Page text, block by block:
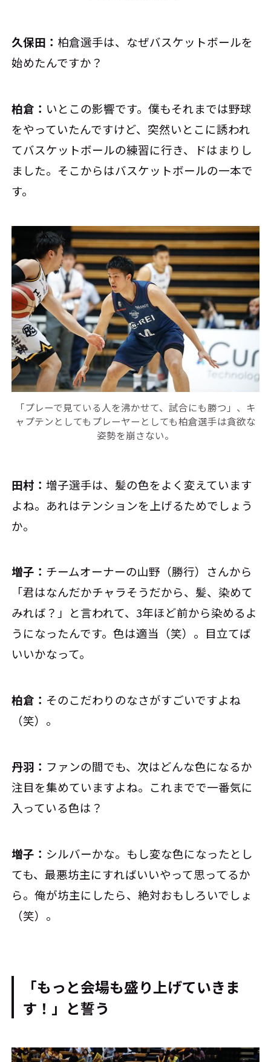
久保田： 柏倉選手は、なぜバスケットボールを
始めたんですか？
柏倉： いとこの影響です。僕もそれまでは野球
をやっていたんですけど、突然いとこに誘われ
てバスケットボールの練習に行き、ドはまりし
ました。そこからはバスケットボールの一本で
す。
「プレーで見ている人を沸かせて、試合にも勝つ」、キ
ャプテンとしてもプレーヤーとしても柏倉選手は貪欲な
姿勢を崩さない。
田村：増子選手は、髪の色をよく変えています
よね。あれはテンションを上げるためでしょう
か。
増子： チームオーナーの山野（勝行）さんから
「君はなんだかチャラそうだから、髪、染めて
みれば？」と言われて、3年ほど前から染めるよ
うになったんです。色は適当（笑）。目立てば
いいかなって。
柏倉： そのこだわりのなさがすごいですよね
（笑）。
丹羽： ファンの間でも、次はどんな色になるか
注目を集めていますよね。これまでで一番気に
入っている色は？
増子： シルバーかな。もし変な色になったとし
ても、最悪坊主にすればいいやって思ってるか
ら。俺が坊主にしたら、絶対おもしろいでしょ
（笑）。
「もっと会場も盛り上げていきま
す！」と誓う